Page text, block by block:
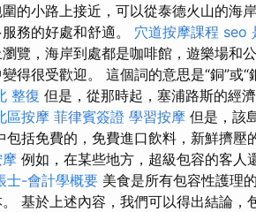
的小路上接近，可以從泰德火山的海
務的好處和舒適。 穴道按摩課程 seo
覽，海岸到處都是咖啡館，遊樂場和
得很受歡迎。 這個詞的意思是“銅”或
整復 但是，從那時起，塞浦路斯的經
區按摩 菲律賓簽證 學習按摩 但是，該
包括免費的，免費進口飲料，新鮮擠壓
例如，在某些地方，超級包容的客人
士-會計學概要 美食是所有包容性護理
基於上述內容，我們可以得出結論，